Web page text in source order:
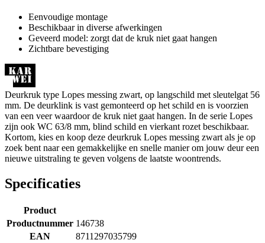
Eenvoudige montage
Beschikbaar in diverse afwerkingen
Geveerd model: zorgt dat de kruk niet gaat hangen
Zichtbare bevestiging
Deurkruk type Lopes messing zwart, op langschild met sleutelgat 56
mm. De deurklink is vast gemonteerd op het schild en is voorzien
van een veer waardoor de kruk niet gaat hangen. In de serie Lopes
zijn ook WC 63/8 mm, blind schild en vierkant rozet beschikbaar.
Kortom, kies en koop deze deurkruk Lopes messing zwart als je op
zoek bent naar een gemakkelijke en snelle manier om jouw deur een
nieuwe uitstraling te geven volgens de laatste woontrends.
Specificaties
Product
Productnummer 146738
EAN
8711297035799